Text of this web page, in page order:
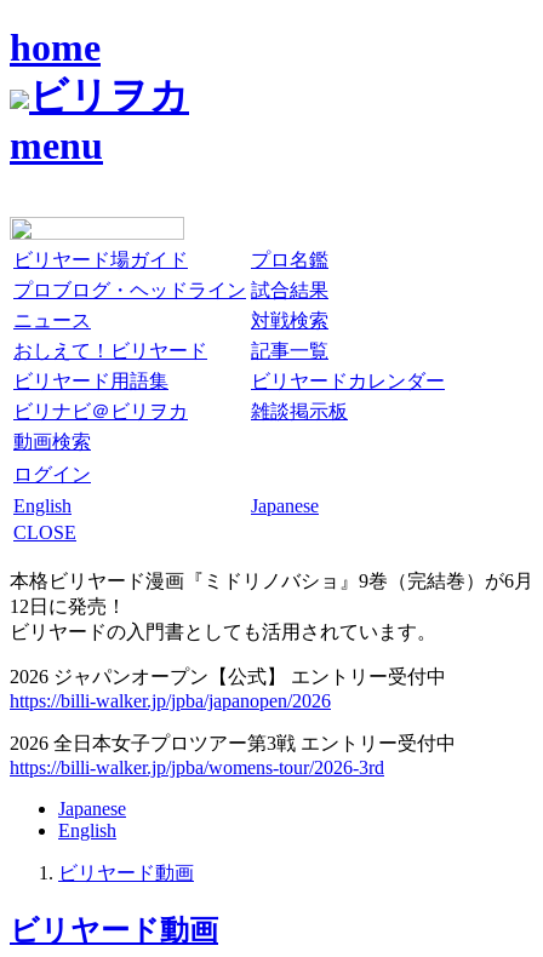
home
ビリヲカ
menu
ビリヤード場ガイド
プロ名鑑
プロブログ・ヘッドライン 試合結果
ニュース
対戦検索
おしえて！ビリヤード
記事一覧
ビリヤード用語集
ビリヤードカレンダー
ビリナビ＠ビリヲカ
雑談掲示板
動画検索
ログイン
English
Japanese
CLOSE
本格ビリヤード漫画『ミドリノバショ』9巻（完結巻）が6月
12日に発売！
ビリヤードの入門書としても活用されています。
2026 ジャパンオープン【公式】 エントリー受付中
https://billi-walker.jp/jpba/japanopen/2026
2026 全日本女子プロツアー第3戦 エントリー受付中
https://billi-walker.jp/jpba/womens-tour/2026-3rd
Japanese
English
ビリヤード動画
ビリヤード動画